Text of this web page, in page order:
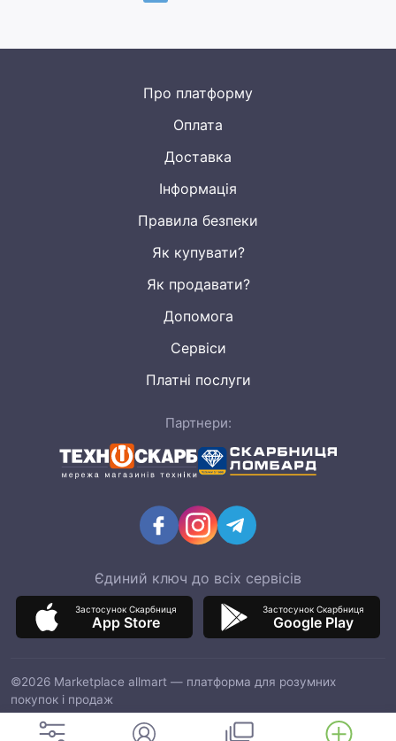
Про платформу
Оплата
Доставка
Інформація
Правила безпеки
Як купувати?
Як продавати?
Допомога
Сервіси
Платні послуги
Партнери:
Єдиний ключ до всіх сервісів
Застосунок Скарбниця
App Store
Застосунок Скарбниця
Google Play
©2026 Marketplace allmart — платформа для розумних
покупок і продаж
ТОВ "ІТМ МАРКЕТ", код ЄДРПОУ 42964597, адреса: 03151, м.